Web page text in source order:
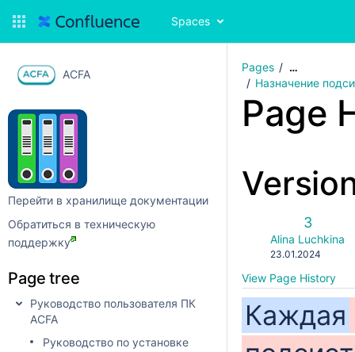
Spaces
ACFA
Перейти в хранилище документации
Обратиться в техническую
поддержку
Page tree
Руководство пользователя ПК
ACFA
Руководство по установке
Pages …
Назначение
Page
Old
Version
3
Alina Luchkina
Saved
23.01.2024
View Page History
Каждая